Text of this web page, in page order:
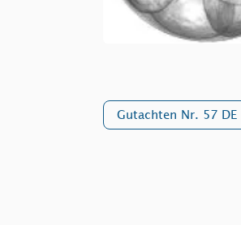
Gutachten Nr. 57 DE